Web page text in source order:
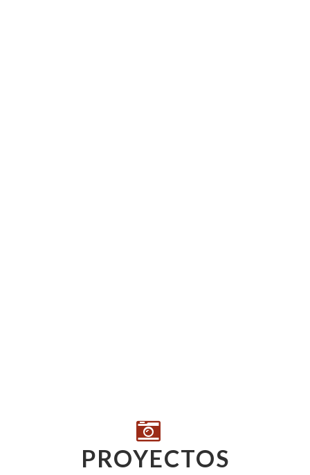
PROYECTOS